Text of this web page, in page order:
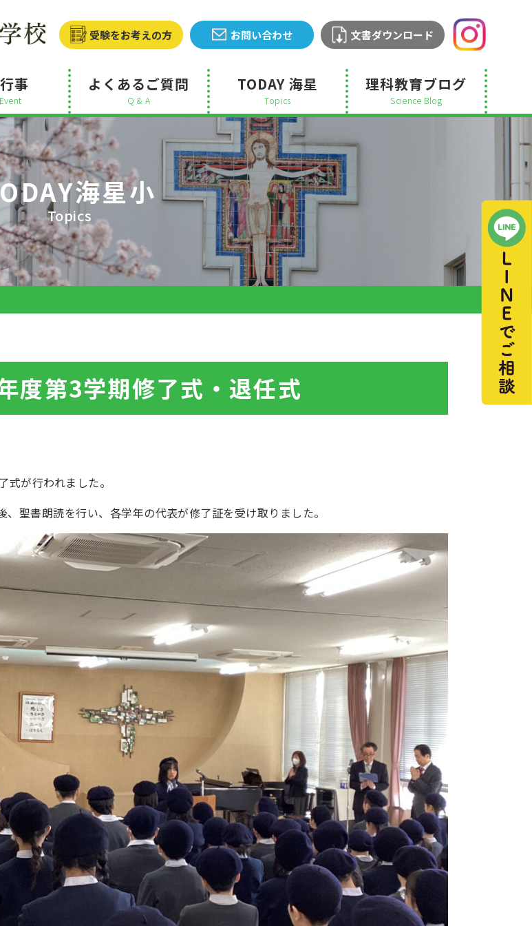
受験をお考えの方 お問い合わせ 文書ダウンロード
事 よくあるご質問
Q & A
TODAY 海星
Topics
理科教育ブログ
Science Blog
海星小
Topics
度第3学期修了式・退任式
が行われました。
、聖書朗読を行い、各学年の代表が修了証を受け取りました。